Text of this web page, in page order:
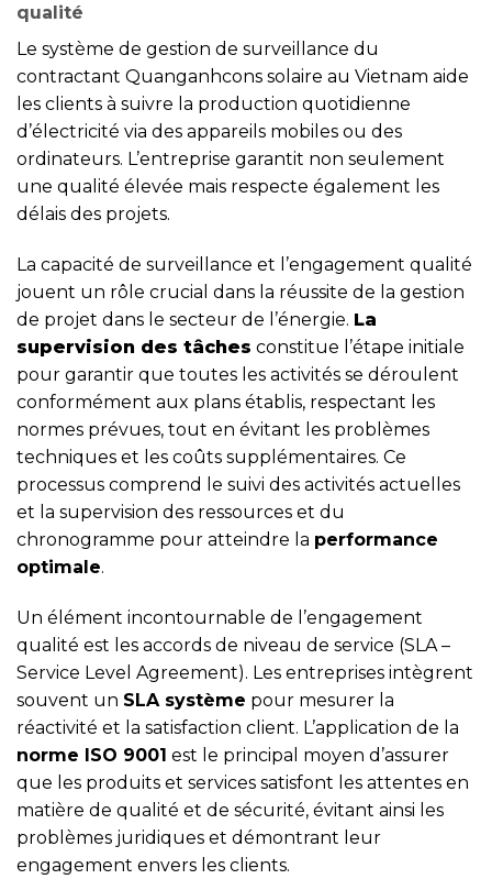
qualité
Le système de gestion de surveillance du
contractant Quanganhcons solaire au Vietnam aide
les clients à suivre la production quotidienne
d’électricité via des appareils mobiles ou des
ordinateurs. L’entreprise garantit non seulement
une qualité élevée mais respecte également les
délais des projets.
La capacité de surveillance et l’engagement qualité
jouent un rôle crucial dans la réussite de la gestion
de projet dans le secteur de l’énergie. La
supervision des tâches constitue l’étape initiale
pour garantir que toutes les activités se déroulent
conformément aux plans établis, respectant les
normes prévues, tout en évitant les problèmes
techniques et les coûts supplémentaires. Ce
processus comprend le suivi des activités actuelles
et la supervision des ressources et du
chronogramme pour atteindre la performance
optimale.
Un élément incontournable de l’engagement
qualité est les accords de niveau de service (SLA –
Service Level Agreement). Les entreprises intègrent
souvent un SLA système pour mesurer la
réactivité et la satisfaction client. L’application de la
norme ISO 9001 est le principal moyen d’assurer
que les produits et services satisfont les attentes en
matière de qualité et de sécurité, évitant ainsi les
problèmes juridiques et démontrant leur
engagement envers les clients.